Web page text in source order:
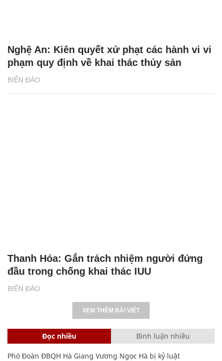
BIỂN ĐẢO
Nghệ An: Kiên quyết xử phạt các hành vi vi
phạm quy định về khai thác thủy sản
BIỂN ĐẢO
Thanh Hóa: Gắn trách nhiệm người đứng
đầu trong chống khai thác IUU
XEM THÊM BÀI VIẾT
Đọc nhiều Bình luận nhiều
Phó Đoàn ĐBQH Hà Giang Vương Ngọc Hà bị kỷ luật